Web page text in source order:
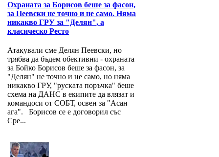
Охраната за Борисов беше за фасон,
за Пеевски не точно и не само. Няма
никакво ГРУ за "Делян", а
класическо Ресто
Атакували сме Делян Пеевски, но
трябва да бъдем обективни - охраната
за Бойко Борисов беше за фасон, за
"Делян" не точно и не само, но няма
никакво ГРУ, "руската поръчка" беше
схема на ДАНС в екипите да влязат и
командоси от СОБТ, освен за "Асан
ага". Борисов се е договорил със
Сре...